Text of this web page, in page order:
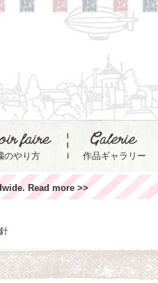
のやり方 作品ギャラリー
Read more >>